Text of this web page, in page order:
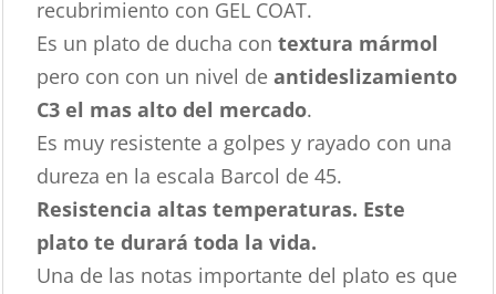
recubrimiento con GEL COAT.
Es un plato de ducha con textura mármol
pero con con un nivel deantideslizamiento
C3 el mas alto del mercado.
Es muy resistente a golpes y rayado con una
dureza en la escala Barcol de 45.
Resistencia altas temperaturas. Este
plato te durará toda la vida.
Una de las notas importante del plato es que